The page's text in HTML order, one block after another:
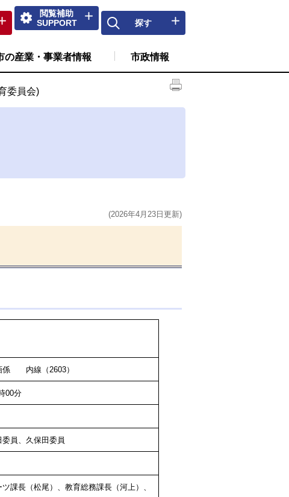
閲覧補助
SUPPORT
探す
の産業・事業者情報 市政情報
委員会)
(2026年4月23日更新)
内線（2603）
00分
員、久保田委員
課長（松尾）、教育総務課長（河上）、